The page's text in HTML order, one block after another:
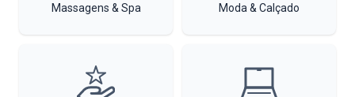
Massagens & Spa Moda & Calçado